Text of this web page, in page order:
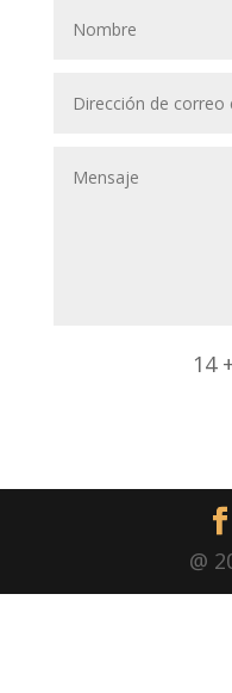
14
@